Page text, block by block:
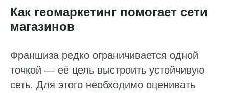
Как геомаркетинг помогает сети
магазинов
Франшиза редко ограничивается одной
точкой — её цель выстроить устойчивую
сеть. Для этого необходимо оценивать